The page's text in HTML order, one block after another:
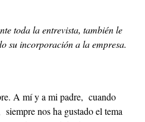
toda la entrevista, también le
su incorporación a la empresa.
A mí y a mi padre, cuando
nos ha gustado el tema